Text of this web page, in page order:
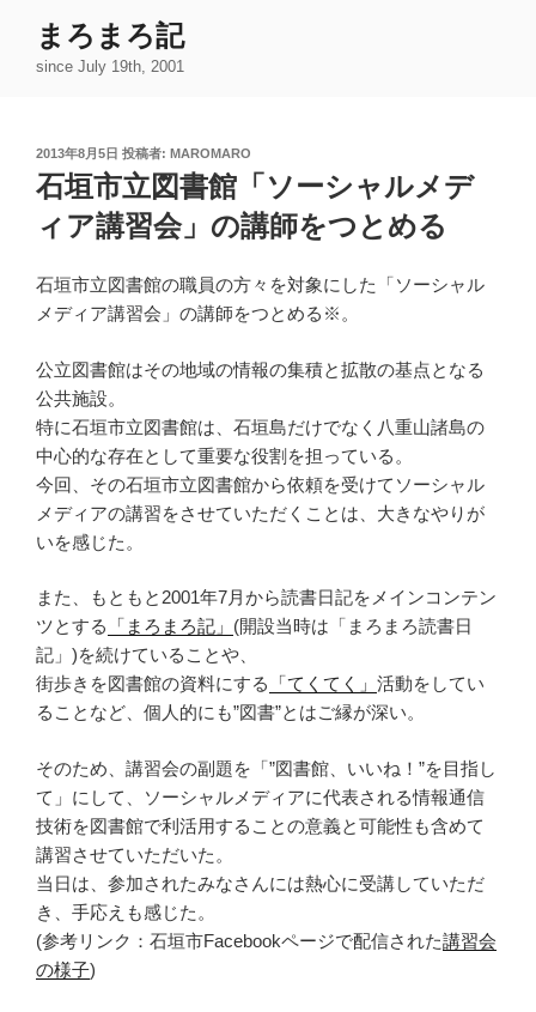
まろまろ記
since July 19th, 2001
投
稿
日:
2013年8月5日 投稿者: MAROMARO
石垣市立図書館「ソーシャルメデ
ィア講習会」の講師をつとめる
石垣市立図書館の職員の方々を対象にした「ソーシャル
メディア講習会」の講師をつとめる※。
公立図書館はその地域の情報の集積と拡散の基点となる
公共施設。
特に石垣市立図書館は、石垣島だけでなく八重山諸島の
中心的な存在として重要な役割を担っている。
今回、その石垣市立図書館から依頼を受けてソーシャル
メディアの講習をさせていただくことは、大きなやりが
いを感じた。
また、もともと2001年7月から読書日記をメインコンテン
ツとする
「まろまろ記」 (開設当時は「まろまろ読書日
記」)を続けていることや、
街歩きを図書館の資料にする
「てくてく」 活動をしてい
ることなど、個人的にも”図書”とはご縁が深い。
そのため、講習会の副題を「”図書館、いいね！”を目指し
て」にして、ソーシャルメディアに代表される情報通信
技術を図書館で利活用することの意義と可能性も含めて
講習させていただいた。
当日は、参加されたみなさんには熱心に受講していただ
き、手応えも感じた。
(参考リンク：石垣市Facebookページで配信された講習会
の様子)